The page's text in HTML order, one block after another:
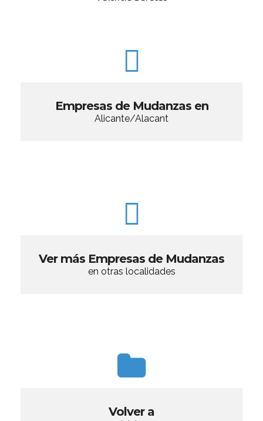
Empresas de Mudanzas en
Alicante/Alacant
Ver más Empresas de Mudanzas
en otras localidades
Volver a